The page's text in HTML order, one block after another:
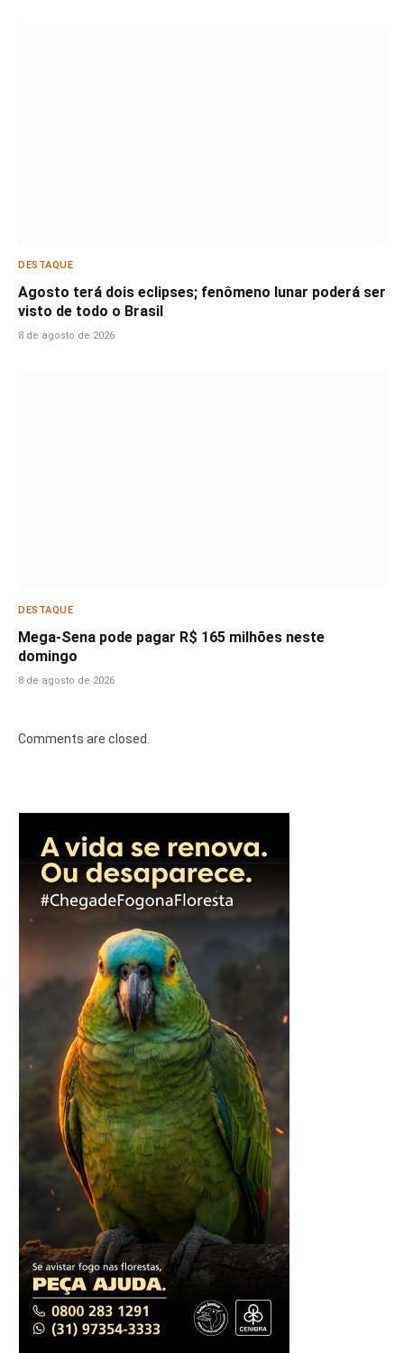
DESTAQUE
Agosto terá dois eclipses; fenômeno lunar poderá ser
visto de todo o Brasil
8 de agosto de 2026
DESTAQUE
Mega-Sena pode pagar R$ 165 milhões neste
domingo
8 de agosto de 2026
Comments are closed.